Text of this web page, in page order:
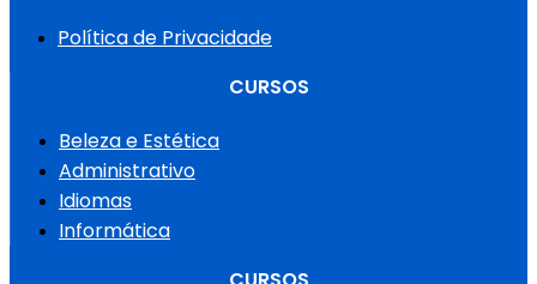
Política de Privacidade
CURSOS
Beleza e Estética
Administrativo
Idiomas
Informática